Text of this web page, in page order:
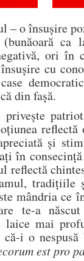
– o însuşire
(bunăoară
ori în
cu
din faşă.
priveşte
şi
în
reflectă
tradiţiile
mândria ce
te-a
laice mai
că-i o
est pro